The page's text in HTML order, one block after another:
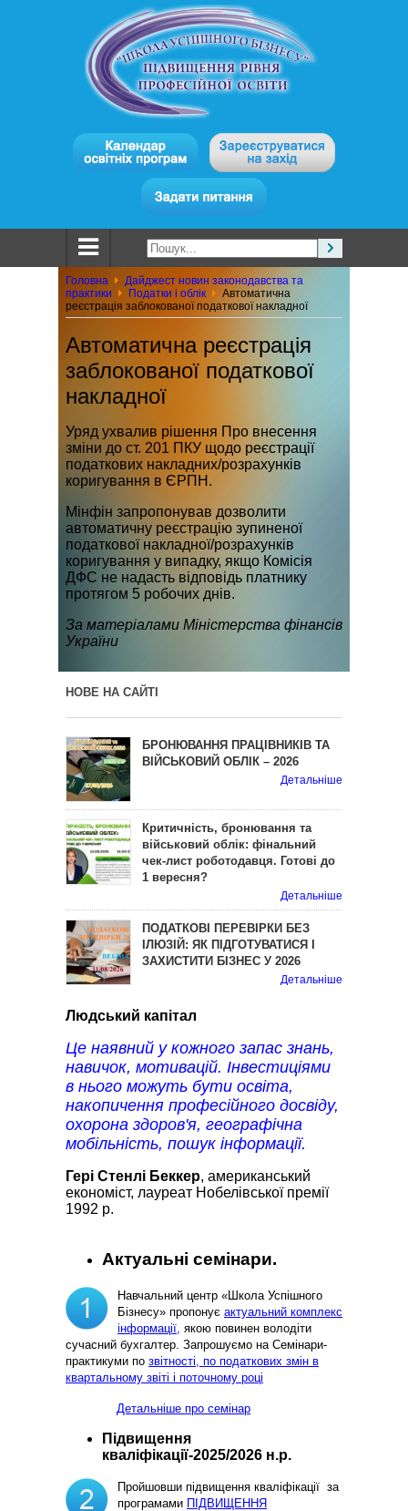
Головна
Дайджест новин законодавства та
практики
Податки і облік
Автоматична
реєстрація заблокованої податкової накладної
Автоматична реєстрація
заблокованої податкової
накладної
Уряд ухвалив рішення Про внесення
зміни до ст. 201 ПКУ щодо реєстрації
податкових накладних/розрахунків
коригування в ЄРПН.
Мінфін запропонував дозволити
автоматичну реєстрацію зупиненої
податкової накладної/розрахунків
коригування у випадку, якщо Комісія
ДФС не надасть відповідь платнику
протягом 5 робочих днів.
За матеріалами Міністерства фінансів
України
НОВЕ НА САЙТІ
БРОНЮВАННЯ ПРАЦІВНИКІВ ТА
ВІЙСЬКОВИЙ ОБЛІК – 2026
Детальніше
Критичність, бронювання та
військовий облік: фінальний
чек-лист роботодавця. Готові до
1 вересня?
Детальніше
ПОДАТКОВІ ПЕРЕВІРКИ БЕЗ
ІЛЮЗІЙ: ЯК ПІДГОТУВАТИСЯ І
ЗАХИСТИТИ БІЗНЕС У 2026
Детальніше
Людський капітал
Це наявний у кожного запас знань,
навичок, мотивацій. Інвестиціями
в нього можуть бути освіта,
накопичення професійного досвіду,
охорона здоров'я, географічна
мобільність, пошук інформації.
Гері Стенлі Беккер, американський
економіст, лауреат Нобелівської премії
1992 р.
Актуальні семінари.
Навчальний центр «Школа Успішного
Бізнесу» пропонує актуальний комплекс
інформації, якою повинен володіти
сучасний бухгалтер. Запрошуємо на Семінари-
практикуми по звітності, по податкових змін в
квартальному звіті і поточному році
Детальніше про семінар
Підвищення
кваліфікації-2025/2026 н.р.
Пройшовши підвищення кваліфікації за
програмами ПІДВИЩЕННЯ